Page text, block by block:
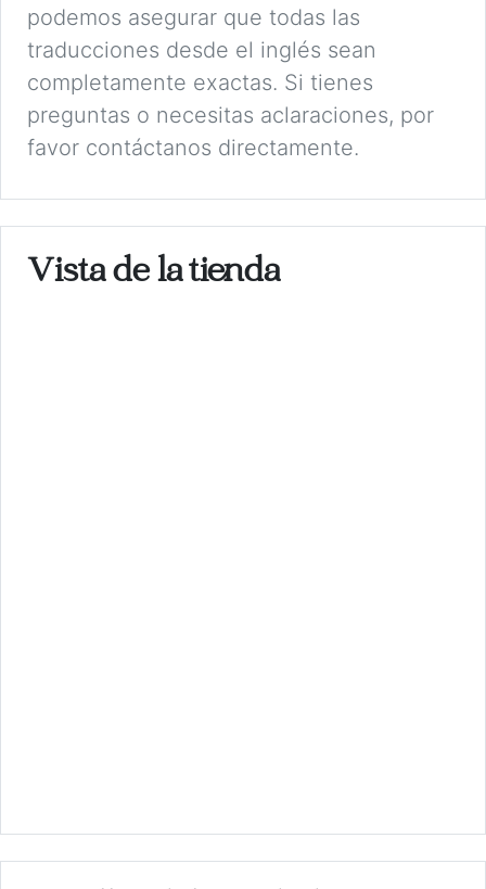
podemos asegurar que todas las
traducciones desde el inglés sean
completamente exactas. Si tienes
preguntas o necesitas aclaraciones, por
favor contáctanos directamente.
Vista de la tienda